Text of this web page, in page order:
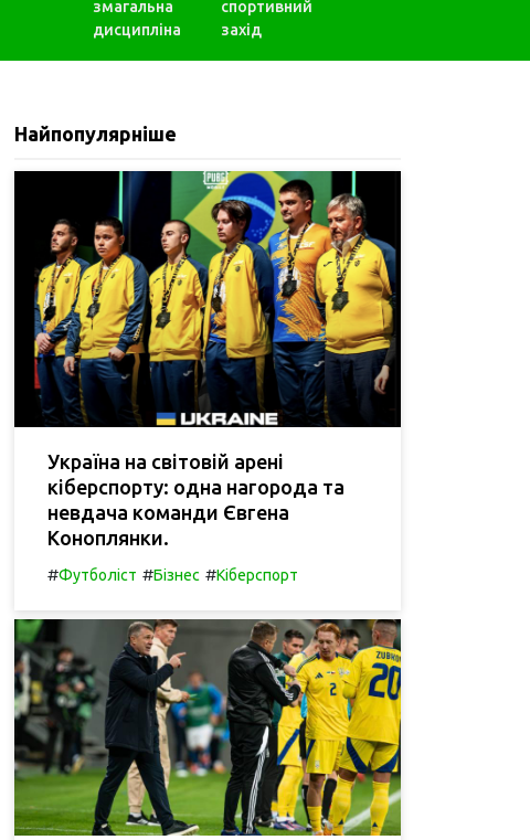
змагальна
дисципліна
спортивний
захід
Найпопулярніше
Україна на світовій арені
кіберспорту: одна нагорода та
невдача команди Євгена
Коноплянки.
#Футболіст #Бізнес #Кіберспорт